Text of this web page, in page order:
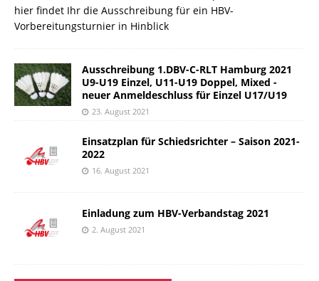
hier findet Ihr die Ausschreibung für ein HBV-
Vorbereitungsturnier in Hinblick
Ausschreibung 1.DBV-C-RLT Hamburg 2021
U9-U19 Einzel, U11-U19 Doppel, Mixed -
neuer Anmeldeschluss für Einzel U17/U19
23. August 2021
Einsatzplan für Schiedsrichter – Saison 2021-
2022
16. August 2021
Einladung zum HBV-Verbandstag 2021
2. August 2021